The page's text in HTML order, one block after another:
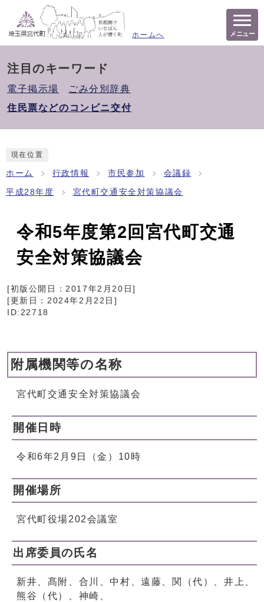
ホームへ メニュー
注目のキーワード
電子掲示場
ごみ分別辞典
住民票などのコンビニ交付
現在位置
ホーム 行政情報 市民参加 会議録
平成28年度 宮代町交通安全対策協議会
令和5年度第2回宮代町交通
安全対策協議会
[初版公開日：2017年2月20日]
[更新日： 2024年2月22日 ]
ID:22718
附属機関等の名称
宮代町交通安全対策協議会
開催日時
令和6年2月9日（金）10時
開催場所
宮代町役場202会議室
出席委員の氏名
新井、髙附、合川、中村、遠藤、関（代）、井上、
熊谷（代）、神崎、